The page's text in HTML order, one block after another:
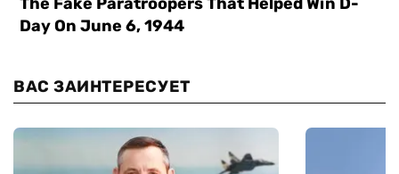
ВАС ЗАИНТЕРЕСУЕТ